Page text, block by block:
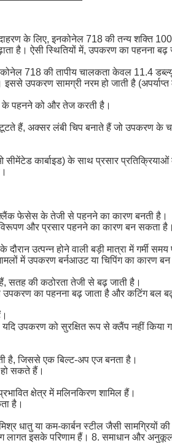
के लिए, इनकोनेल 718 की तन्य शक्ति
है। ऐसी स्थितियों में, उपकरण का पहनना
718 की तापीय चालकता केवल 11.4
उपकरण सामग्री नरम हो जाती है
के पहनने को और तेज करती है।
हैं, अक्सर लंबी चिप बनाते हैं जो उपकरण के
कार्बाइड) के साथ प्रसार
फेसेस के तेजी से पहनने का कारण बनती है।
और प्रसार पहनने का कारण बन सकता है।
उत्पन्न होने वाली बड़ी मात्रा में गर्मी
में उपकरण बर्नआउट या चिपिंग का कारण
सतह की कठोरता तेजी से बढ़ जाती है।
का पहनना बढ़ जाता है और कटिंग बल
यदि उपकरण को सुरक्षित रूप से क्लैंप नहीं
है, जिससे एक बिल्ट-अप एज बनता है।
सकते हैं।
क्षेत्र में मलिनकिरण शामिल हैं।
है।
धातु या कम-कार्बन स्टील जैसी
लागत इसके परिणाम हैं। 8. समाधान और